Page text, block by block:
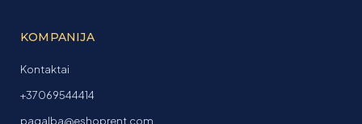
KOMPANIJA
Kontaktai
+37069544414
pagalba@eshoprent.com